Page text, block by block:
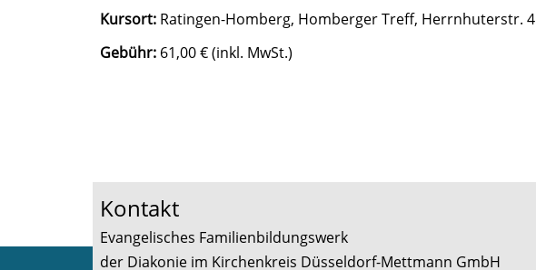
Kursort:Ratingen-Homberg, Homberger Treff, Herrnhuterstr. 4
Gebühr:61,00 € (inkl. MwSt.)
Kontakt
Evangelisches Familienbildungswerk
der Diakonie im Kirchenkreis Düsseldorf-Mettmann GmbH